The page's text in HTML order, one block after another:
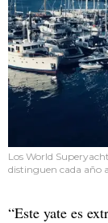
Los World
distinguen cada año
“Este yate es